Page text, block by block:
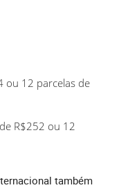
ou 12 parcelas de
R$252 ou 12
também